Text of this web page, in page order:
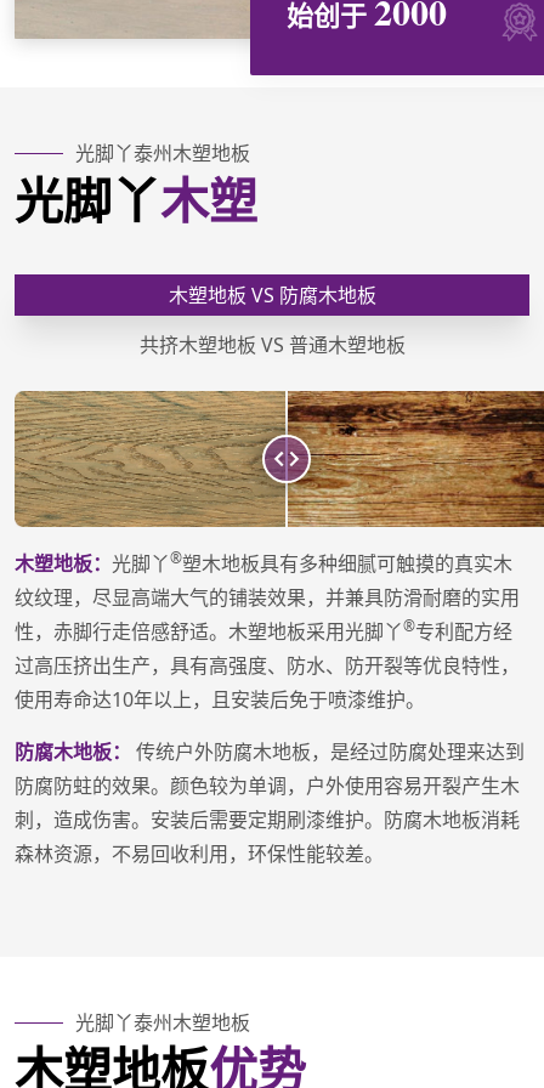
始创于2000
光脚丫泰州木塑地板
光脚丫木塑
木塑地板 VS 防腐木地板
共挤木塑地板 VS 普通木塑地板
木塑地板： 光脚丫®塑木地板具有多种细腻可触摸的真实木
纹纹理，尽显高端大气的铺装效果，并兼具防滑耐磨的实用
性，赤脚行走倍感舒适。木塑地板采用光脚丫®专利配方经
过高压挤出生产，具有高强度、防水、防开裂等优良特性，
使用寿命达10年以上，且安装后免于喷漆维护。
防腐木地板：
传统户外防腐木地板，是经过防腐处理来达到
防腐防蛀的效果。颜色较为单调，户外使用容易开裂产生木
刺，造成伤害。安装后需要定期刷漆维护。防腐木地板消耗
森林资源，不易回收利用，环保性能较差。
光脚丫泰州木塑地板
木塑地板优势